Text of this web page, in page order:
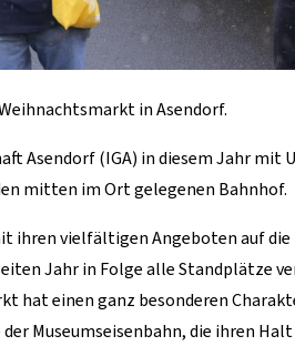
in Asendorf.
Asendorf (IGA) in diesem Jahr
mitten im Ort gelegenen Bahnhof.
ihren vielfältigen Angeboten auf
Jahr in Folge alle Standplätze
hat einen ganz besonderen
Museumseisenbahn, die ihren